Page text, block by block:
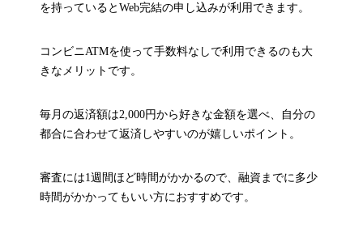
を持っているとWeb完結の申し込みが利用できます。
コンビニATMを使って手数料なしで利用できるのも大
きなメリットです。
毎月の返済額は2,000円から好きな金額を選べ、自分の
都合に合わせて返済しやすいのが嬉しいポイント。
審査には1週間ほど時間がかかるので、融資までに多少
時間がかかってもいい方におすすめです。